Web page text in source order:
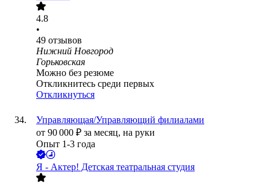
4.8
•
49 отзывов
Нижний Новгород
Горьковская
Можно без резюме
Откликнитесь среди первых
Откликнуться
Управляющая/Управляющий филиалами
от 90 000 ₽ за месяц, на руки
Опыт 1-3 года
Я - Актер! Детская театральная студия